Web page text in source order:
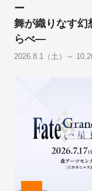
ー
舞が織りなす
らべ―
2026.8.1（土）～